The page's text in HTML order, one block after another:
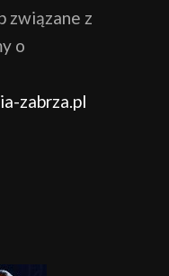
związane z
o
zabrza.pl